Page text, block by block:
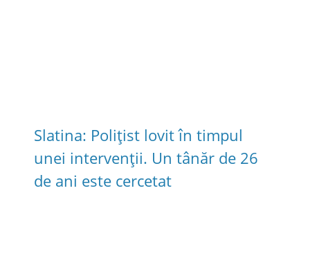
Slatina: Polițist lovit în timpul
unei intervenții. Un tânăr de 26
de ani este cercetat